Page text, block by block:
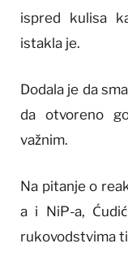
ispred kulisa
istakla je.
Dodala je da
da otvoreno
važnim.
Na pitanje o
a i NiP-a,
rukovodstvima